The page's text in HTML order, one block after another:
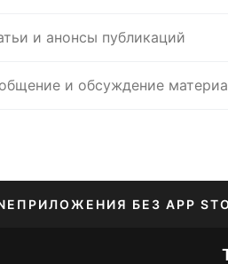
и анонсы публикаций
и обсуждение
ПРИЛОЖЕНИЯ БЕЗ APP
ID